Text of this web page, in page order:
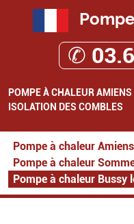
✆
POMPE À CHALEUR AMIENS
ISOLATION DES COMBLES
Pompe à chaleur Amiens
Pompe à chaleur
Pompe à chaleur Bussy